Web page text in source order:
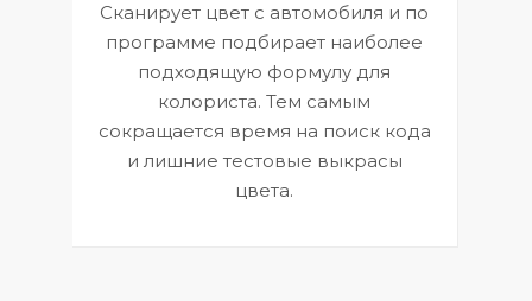
Сканирует цвет с автомобиля и по
программе подбирает наиболее
подходящую формулу для
колориста. Тем самым
сокращается время на поиск кода
и лишние тестовые выкрасы
цвета.